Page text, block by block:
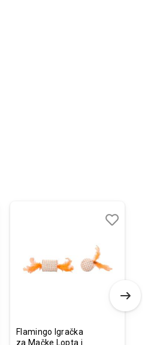
Flamingo Igračka
za Mačke Lopta i
želja